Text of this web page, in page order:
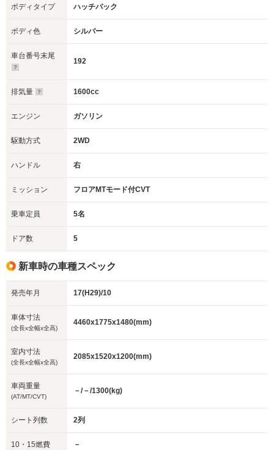
ボディタイプ ハッチバック
ボディ色 シルバー
車台番号末尾
192
排気量 1600cc
エンジン ガソリン
駆動方式 2WD
ハンドル 右
ミッション フロアMTモード付CVT
乗車定員 5名
ドア数 5
新車時の車種スペック
発売年月 17(H29)/10
車体寸法
(全長x全幅x全高)
4460x1775x1480(mm)
室内寸法
(全長x全幅x全高)
2085x1520x1200(mm)
車両重量
(AT/MT/CVT)
－/－/1300(kg)
シート列数 2列
10・15燃費 －